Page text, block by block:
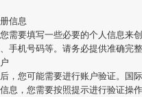
信息
需要填写一些必要的个人信息来
手机号码等。请务必提供准确完
，您可能需要进行账户验证。 国
息，您需要按照提示进行验证操